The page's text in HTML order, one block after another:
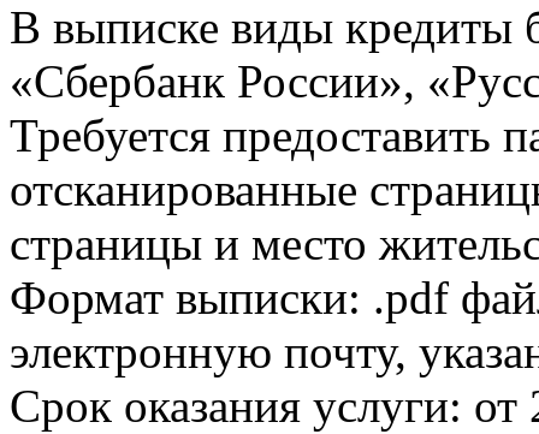
В выписке виды кредиты
«Сбербанк России»,
Требуется предоставить
отсканированные
страницы и место
Формат выписки: .pdf
электронную почту,
Срок оказания услуги: от